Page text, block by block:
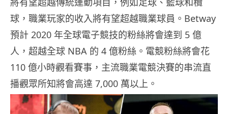
球，職業玩家的收入將有望超越職業球員。Betway
預計 2020 年全球電子競技的粉絲將會達到 5 億
人，超越全球 NBA 的 4 億粉絲。電競粉絲將會花
110 億小時觀看賽事，主流職業電競決賽的串流直
播觀眾所知將會高達 7,000 萬以上。